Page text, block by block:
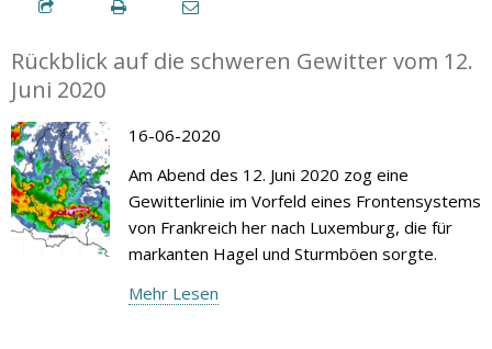
Rückblick auf die schweren Gewitter vom 12.
Juni 2020
16-06-2020
Am Abend des 12. Juni 2020 zog eine
Gewitterlinie im Vorfeld eines Frontensystems
von Frankreich her nach Luxemburg, die für
markanten Hagel und Sturmböen sorgte.
Mehr Lesen